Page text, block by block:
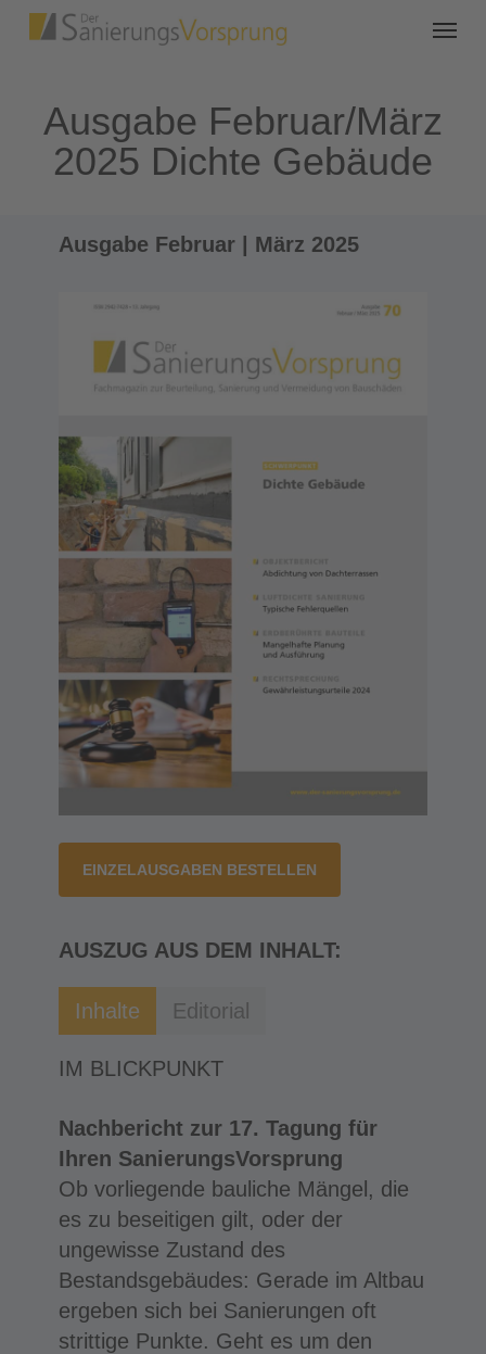
Ausgabe Februar/März
2025 Dichte Gebäude
Ausgabe Februar | März 2025
EINZELAUSGABEN BESTELLEN
AUSZUG AUS DEM INHALT:
Inhalte Editorial
IM BLICKPUNKT
Nachbericht zur 17. Tagung für
Ihren SanierungsVorsprung
Ob vorliegende bauliche Mängel, die
es zu beseitigen gilt, oder der
ungewisse Zustand des
Bestandsgebäudes: Gerade im Altbau
ergeben sich bei Sanierungen oft
strittige Punkte. Geht es um den